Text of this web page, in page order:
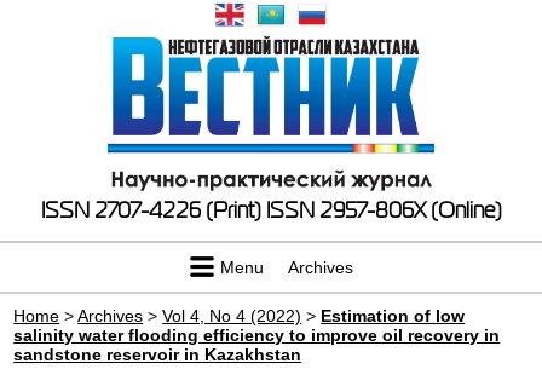
ISSN 2707-4226 (Print) ISSN 2957-806X (Online)
Menu Archives
Home >Archives >Vol 4, No 4 (2022) > Estimation of low
salinity water flooding efficiency to improve oil recovery in
sandstone reservoir in Kazakhstan